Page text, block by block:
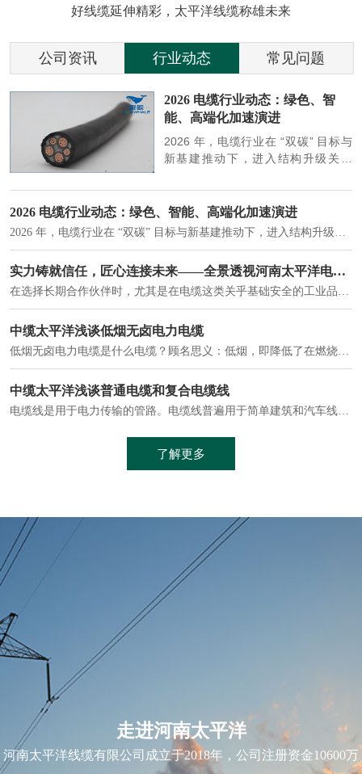
好线缆延伸精彩，太平洋线缆称雄未来
公司资讯 行业动态 常见问题
2026 电缆行业动态：绿色、智
能、高端化加速演进
2026 年，电缆行业在 “双碳” 目标与
新基建推动下，进入结构升级关键
大清晰趋势，市场格局持续优化。
2026 电缆行业动态：绿色、智能、高端化加速演进
实力铸就信任，匠心连接未来——全景透视河南太平洋电缆厂
在选择长期合作伙伴时，尤其是在电缆这类关乎基础安全的工业品上，供应商的“内在实力”远比一纸报价单更重要。今天，我们邀请您“云参观”河南太平洋电缆厂，透过每一个细节，看我们如何将“可靠”二字，铸入每一米电缆。
中缆太平洋浅谈低烟无卤电力电缆
低烟无卤电力电缆是什么电缆？顾名思义：低烟，即降低了在燃烧时有害物体的产生；卤素对于人体来说是一种有毒气体，无卤就是没有毒气体的释放，通常是针对电缆遇火灾时而言的。低烟无卤电力电缆又可以称之为环保电缆，低烟无卤电缆大多数用于医院和对环境卫生要求比较严格的地方。
中缆太平洋浅谈普通电缆和复合电缆线
电缆线是用于电力传输的管路。电缆线普遍用于简单建筑和汽车线材，作为能源输送缆线，电缆线的复杂结构勿庸置疑。根据目标功能，电缆线具有以下一些特点：建筑用和车用线材要求轻质、大批量生产、价格低廉、具有相当的电学和力学性能和长时间的耐老化性能；工业用线材必须具有符合客户要求的性能；
了解更多
走进河南太平洋
河南太平洋线缆有限公司成立于2018年，公司注册资金10600万